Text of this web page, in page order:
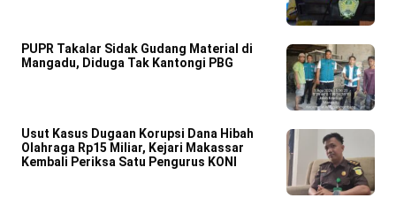
PUPR Takalar Sidak Gudang Material di
Mangadu, Diduga Tak Kantongi PBG
Usut Kasus Dugaan Korupsi Dana Hibah
Olahraga Rp15 Miliar, Kejari Makassar
Kembali Periksa Satu Pengurus KONI